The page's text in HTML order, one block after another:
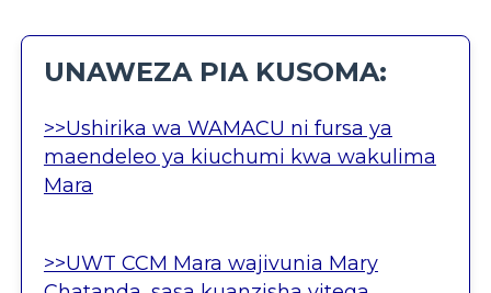
UNAWEZA PIA KUSOMA:
>>Ushirika wa WAMACU ni fursa ya
maendeleo ya kiuchumi kwa wakulima
Mara
>>UWT CCM Mara wajivunia Mary